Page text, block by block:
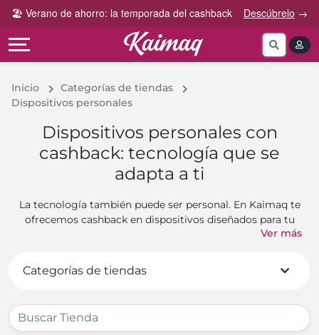
🏖️ Verano de ahorro: la temporada del cashback Descúbrelo →
Categorías
por
Tiendas
por
categoría
Gana
más
y
Comparte
y
Gana
Guía
rápida
funciona
Preguntas
frecuentes
Contáctanos
Inicio
Categorías de tiendas
Dispositivos personales
Dispositivos personales con
cashback: tecnología que se
adapta a ti
La tecnología también puede ser personal. En Kaimaq te
ofrecemos cashback en dispositivos diseñados para tu
estilo de vida: IQOS, gadgets, dispositivos portátiles y
Ver más
Categorías de tiendas